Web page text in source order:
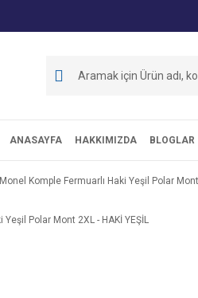
ANASAYFA HAKKIMIZDA BLOGLAR
Monel Komple Fermuarlı Haki Yeşil Polar